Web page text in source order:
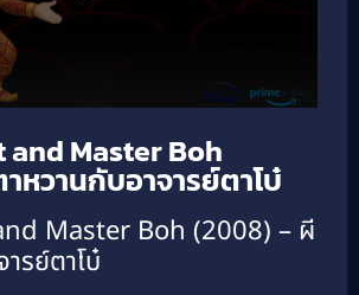
and Master Boh
หวานกับอาจารย์ตาโบ๋
Master Boh (2008) – ผี
รย์ตาโบ๋